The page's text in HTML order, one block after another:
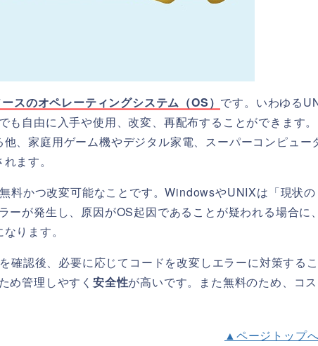
スのオペレーティングシステム（OS） です。いわゆる
も自由に入手や使用、改変、再配布することができます
、家庭用ゲーム機やデジタル家電、スーパーコンピュー
ます。
料かつ改変可能なことです。WindowsやUNIXは「現状
ーが発生し、原因がOS起因であることが疑われる場合に
ります。
確認後、必要に応じてコードを改変しエラーに対策する
め管理しやすく安全性が高いです。また無料のため、コ
▲ページトップ